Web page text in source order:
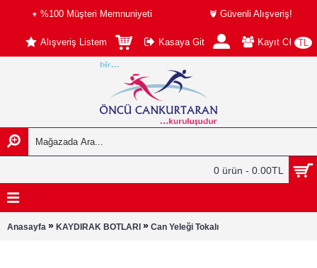
%100 Müşteri Memnuniyeti Güvenli Alışveriş!
TL
Alışveriş Listem Kasaya Git Kayıt Ol
0 ürün - 0.00TL
Anasayfa » KAYDIRAK BOTLARI » Can Yeleği Tokalı